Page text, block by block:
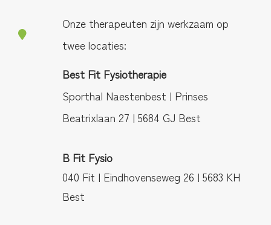
Onze therapeuten zijn werkzaam op
twee locaties:
Best Fit Fysiotherapie
Sporthal Naestenbest | Prinses
Beatrixlaan 27 | 5684 GJ Best
B Fit Fysio
040 Fit | Eindhovenseweg 26 | 5683 KH
Best